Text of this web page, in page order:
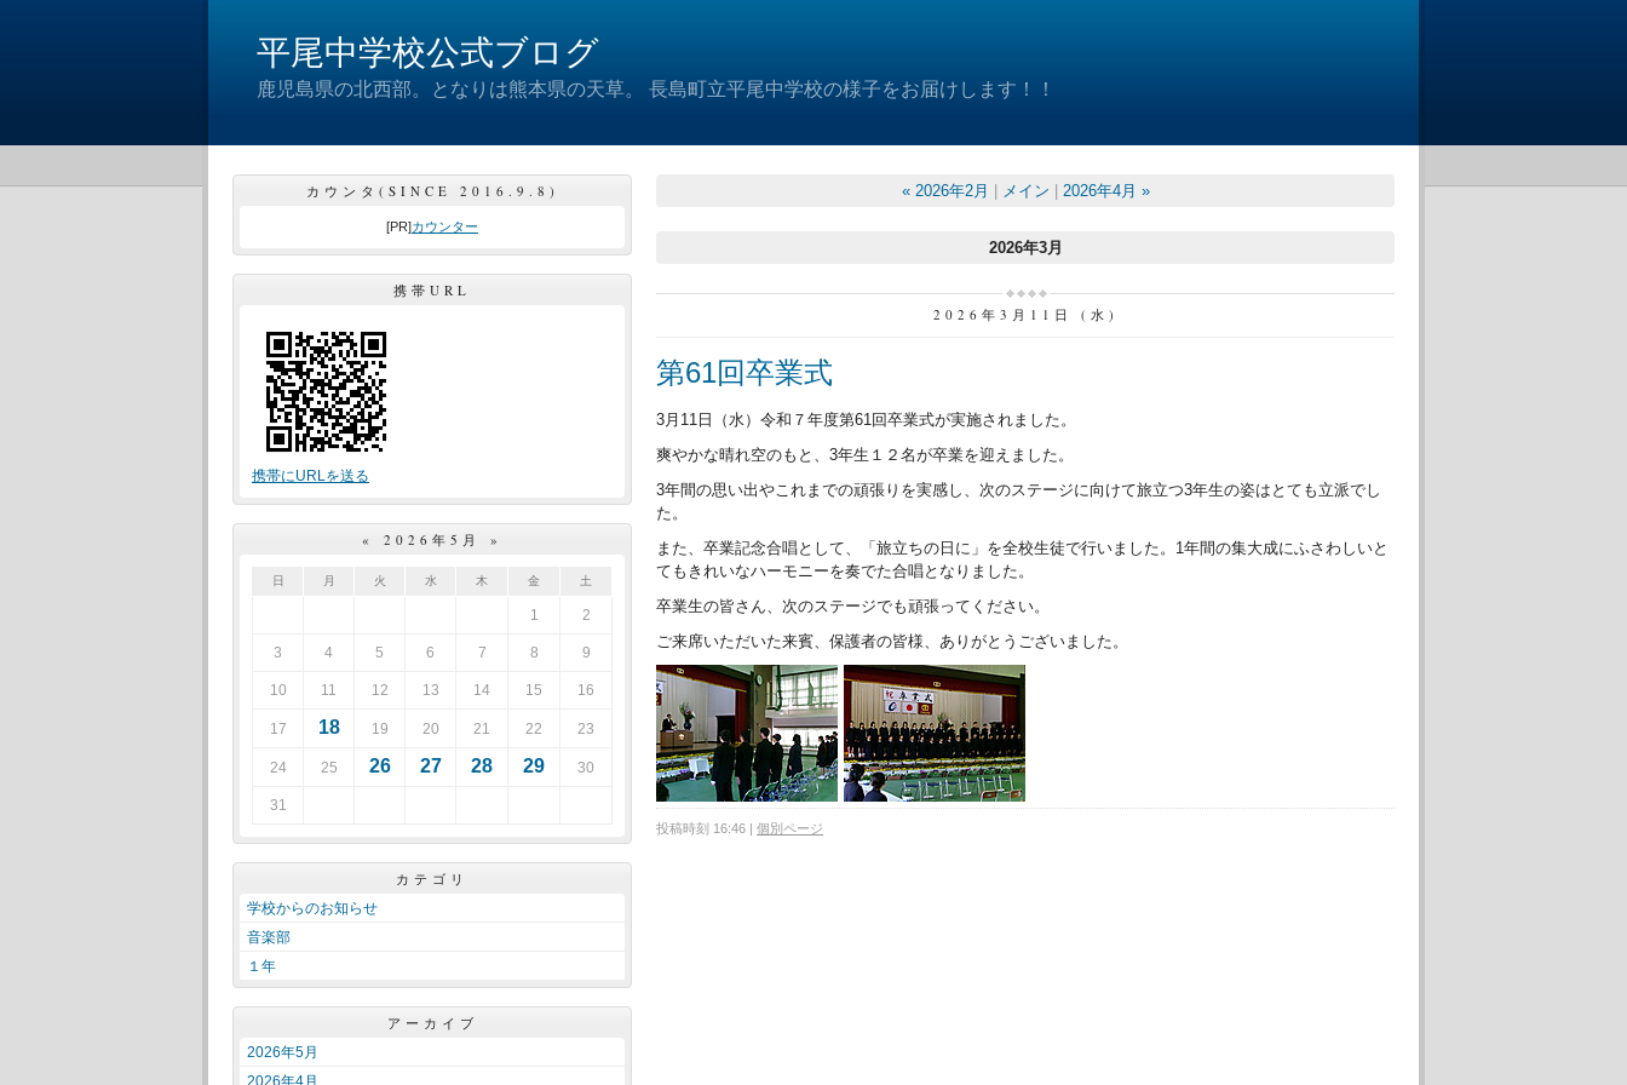
平尾中学校公式ブログ
鹿児島県の北西部。となりは熊本県の天草。 長島町立平尾中学校の様子をお届けします！！
カウンタ(SINCE 2016.9.8)
[PR]カウンター
携帯URL
携帯にURLを送る
« 2026年5月 »
日 月 火 水 木 金 土
1 2
3 4 5 6 7 8 9
10 11 12 13 14 15 16
17 18 19 20 21 22 23
24 25 26 27 28 29 30
31
カテゴリ
学校からのお知らせ
音楽部
１年
アーカイブ
2026年5月
2026年4月
« 2026年2月 メイン 2026年4月 »
2026年3月
2026年3月11日 (水)
第61回卒業式
3月11日（水）令和７年度第61回卒業式が実施されました。
爽やかな晴れ空のもと、3年生１２名が卒業を迎えました。
3年間の思い出やこれまでの頑張りを実感し、次のステージに向けて旅立つ3年生の姿はとても立派でし
た。
また、卒業記念合唱として、「旅立ちの日に」を全校生徒で行いました。1年間の集大成にふさわしいと
てもきれいなハーモニーを奏でた合唱となりました。
卒業生の皆さん、次のステージでも頑張ってください。
ご来席いただいた来賓、保護者の皆様、ありがとうございました。
投稿時刻 16:46 | 個別ページ